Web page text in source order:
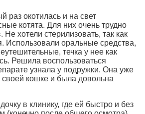
раз окотилась и на свет
котята. Для них очень трудно
Не хотели стерилизовать, так как
Использовали оральные средства,
течка у нее как
Решила воспользоваться
узнала у подружки. Она уже
кошке и была довольна
в клинику, где ей быстро и без